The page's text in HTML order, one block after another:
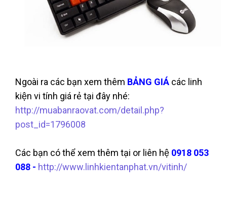
Ngoài ra các bạn xem thêm BẢNG GIÁ các linh
kiện vi tính giá rẻ tại đây nhé:
http://muabanraovat.com/detail.php?
post_id=1796008
Các bạn có thể xem thêm tại or liên hệ 0918 053
088 - http://www.linhkientanphat.vn/vitinh/